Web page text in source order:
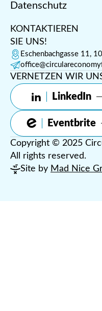
Datenschutz
KONTAKTIEREN
SIE UNS!
Eschenbachgasse 11,
VERNETZEN WIR
LinkedIn
Eventbrite
Copyright © 2025
All rights reserved.
Site by Mad Nice